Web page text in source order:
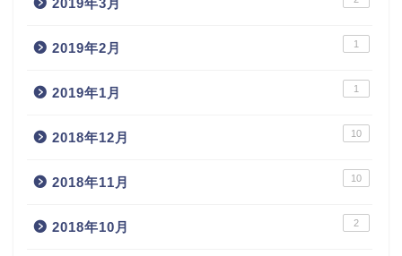
2019年3月
2019年2月 1
2019年1月 1
2018年12月 10
2018年11月 10
2018年10月 2